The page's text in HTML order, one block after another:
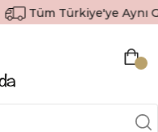
Tüm Türkiye'ye Aynı